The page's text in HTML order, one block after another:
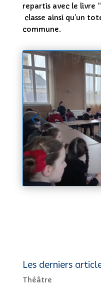
repartis avec le livre
classe ainsi qu’un
commune.
Les derniers
Théâtre